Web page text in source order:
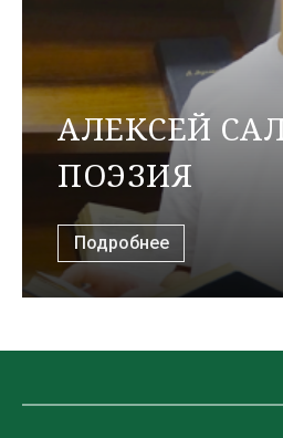
АЛЕКСЕЙ
ПОЭЗИЯ
Подробнее